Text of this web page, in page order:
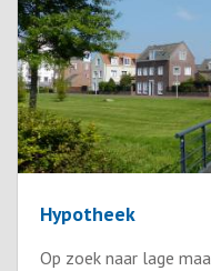
Hypotheek
Op zoek naar lage